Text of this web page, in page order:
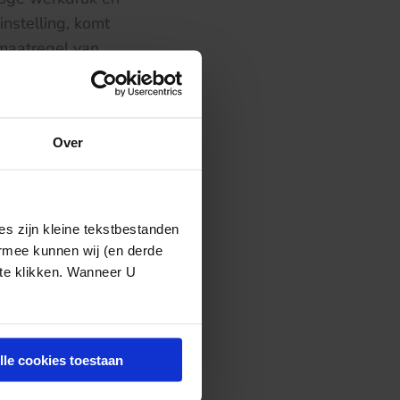
Over
zijn kleine tekstbestanden
kunnen wij (en derde
klikken. Wanneer U
cookies toestaan
komt
van
twee jaren
in die
fout
register.
op herhaling